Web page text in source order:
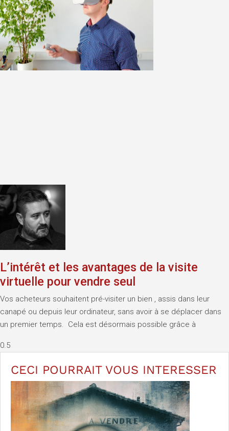
L’intérêt et les avantages de la visite
virtuelle pour vendre seul
Vos acheteurs souhaitent pré-visiter un bien , assis dans leur
canapé ou depuis leur ordinateur, sans avoir à se déplacer dans
un premier temps. Cela est désormais possible grâce à
CECI POURRAIT VOUS INTERESSER